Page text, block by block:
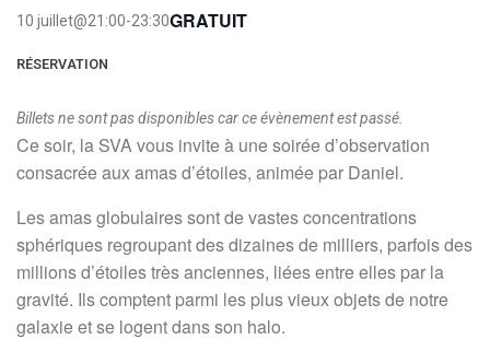
10 juillet@21:00-23:30GRATUIT
RÉSERVATION
Billets ne sont pas disponibles car ce évènement est passé.
Ce soir, la SVA vous invite à une soirée d’observation
consacrée aux amas d’étoiles, animée par Daniel.
Les amas globulaires sont de vastes concentrations
sphériques regroupant des dizaines de milliers, parfois des
millions d’étoiles très anciennes, liées entre elles par la
gravité. Ils comptent parmi les plus vieux objets de notre
galaxie et se logent dans son halo.